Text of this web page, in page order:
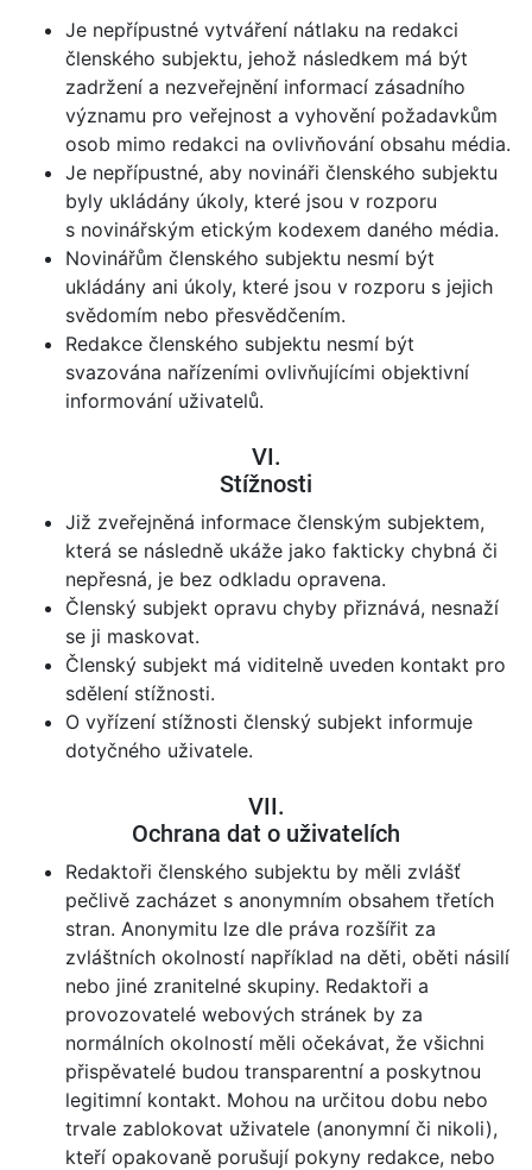
Je nepřípustné vytváření nátlaku na redakci
členského subjektu, jehož následkem má být
zadržení a nezveřejnění informací zásadního
významu pro veřejnost a vyhovění požadavkům
osob mimo redakci na ovlivňování obsahu média.
Je nepřípustné, aby novináři členského subjektu
byly ukládány úkoly, které jsou v rozporu
s novinářským etickým kodexem daného média.
Novinářům členského subjektu nesmí být
ukládány ani úkoly, které jsou v rozporu s jejich
svědomím nebo přesvědčením.
Redakce členského subjektu nesmí být
svazována nařízeními ovlivňujícími objektivní
informování uživatelů.
VI.
Stížnosti
Již zveřejněná informace členským subjektem,
která se následně ukáže jako fakticky chybná či
nepřesná, je bez odkladu opravena.
Členský subjekt opravu chyby přiznává, nesnaží
se ji maskovat.
Členský subjekt má viditelně uveden kontakt pro
sdělení stížnosti.
O vyřízení stížnosti členský subjekt informuje
dotyčného uživatele.
VII.
Ochrana dat o uživatelích
Redaktoři členského subjektu by měli zvlášť
pečlivě zacházet s anonymním obsahem třetích
stran. Anonymitu lze dle práva rozšířit za
zvláštních okolností například na děti, oběti násilí
nebo jiné zranitelné skupiny. Redaktoři a
provozovatelé webových stránek by za
normálních okolností měli očekávat, že všichni
přispěvatelé budou transparentní a poskytnou
legitimní kontakt. Mohou na určitou dobu nebo
trvale zablokovat uživatele (anonymní či nikoli),
kteří opakovaně porušují pokyny redakce, nebo